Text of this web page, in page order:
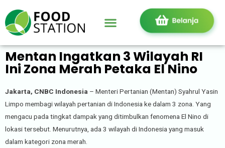
Mentan Ingatkan 3 Wilayah RI
Ini Zona Merah Petaka El Nino
Jakarta, CNBC Indonesia – Menteri Pertanian (Mentan) Syahrul Yasin
Limpo membagi wilayah pertanian di Indonesia ke dalam 3 zona. Yang
mengacu pada tingkat dampak yang ditimbulkan fenomena El Nino di
lokasi tersebut. Menurutnya, ada 3 wilayah di Indonesia yang masuk
dalam kategori zona merah.